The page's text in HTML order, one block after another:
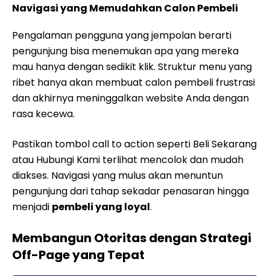
Navigasi yang Memudahkan Calon Pembeli
Pengalaman pengguna yang jempolan berarti
pengunjung bisa menemukan apa yang mereka
mau hanya dengan sedikit klik. Struktur menu yang
ribet hanya akan membuat calon pembeli frustrasi
dan akhirnya meninggalkan website Anda dengan
rasa kecewa.
Pastikan tombol call to action seperti Beli Sekarang
atau Hubungi Kami terlihat mencolok dan mudah
diakses. Navigasi yang mulus akan menuntun
pengunjung dari tahap sekadar penasaran hingga
menjadi pembeli yang loyal.
Membangun Otoritas dengan Strategi
Off-Page yang Tepat